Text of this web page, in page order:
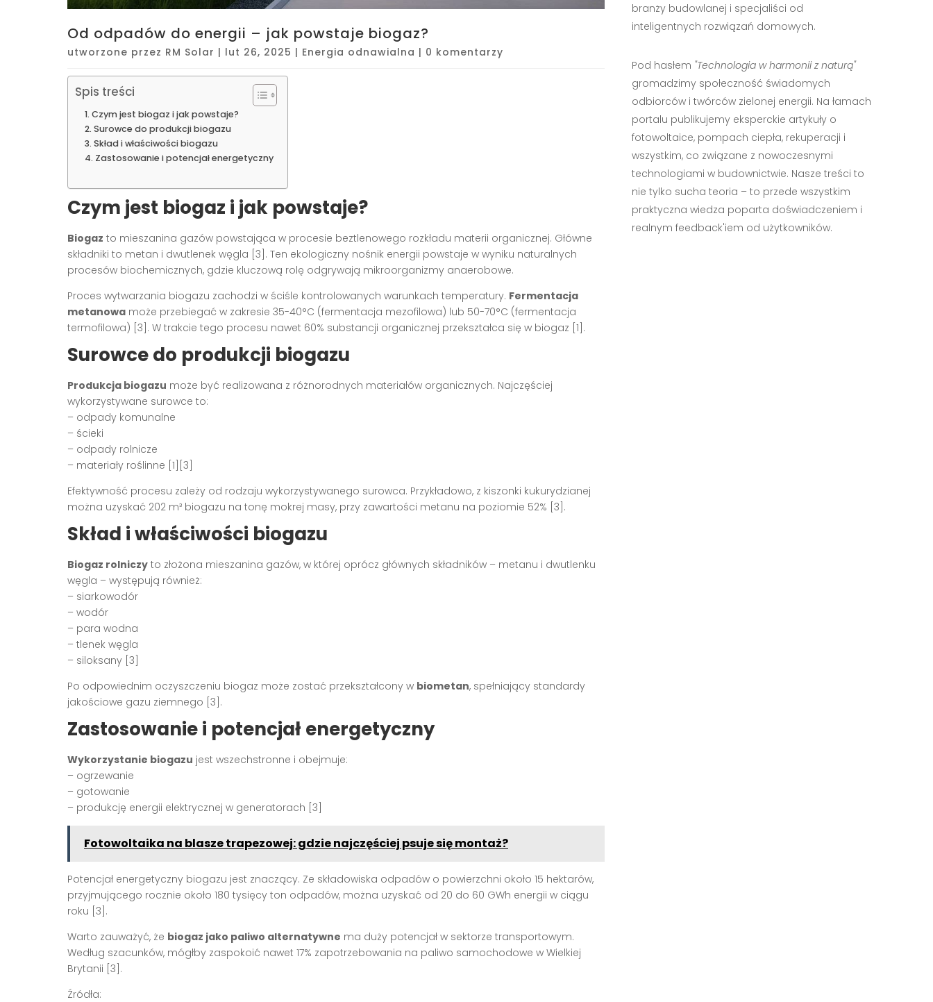
Od odpadów do energii – jak powstaje biogaz?
utworzone przez RM Solar | lut 26, 2025 | Energia odnawialna | 0 komentarzy
Spis treści
Czym jest biogaz i jak powstaje?
Surowce do produkcji biogazu
Skład i właściwości biogazu
Zastosowanie i potencjał energetyczny
Czym jest biogaz i jak powstaje?
Biogaz to mieszanina gazów powstająca w procesie beztlenowego rozkładu materii organicznej. Główne
składniki to metan i dwutlenek węgla [3]. Ten ekologiczny nośnik energii powstaje w wyniku naturalnych
procesów biochemicznych, gdzie kluczową rolę odgrywają mikroorganizmy anaerobowe.
Proces wytwarzania biogazu zachodzi w ściśle kontrolowanych warunkach temperatury. Fermentacja
metanowa może przebiegać w zakresie 35-40°C (fermentacja mezofilowa) lub 50-70°C (fermentacja
termofilowa) [3]. W trakcie tego procesu nawet 60% substancji organicznej przekształca się w biogaz [1].
Surowce do produkcji biogazu
Produkcja biogazu może być realizowana z różnorodnych materiałów organicznych. Najczęściej
wykorzystywane surowce to:
– odpady komunalne
– ścieki
– odpady rolnicze
– materiały roślinne [1][3]
Efektywność procesu zależy od rodzaju wykorzystywanego surowca. Przykładowo, z kiszonki kukurydzianej
można uzyskać 202 m³ biogazu na tonę mokrej masy, przy zawartości metanu na poziomie 52% [3].
Skład i właściwości biogazu
Biogaz rolniczy to złożona mieszanina gazów, w której oprócz głównych składników – metanu i dwutlenku
węgla – występują również:
– siarkowodór
– wodór
– para wodna
– tlenek węgla
– siloksany [3]
Po odpowiednim oczyszczeniu biogaz może zostać przekształcony w biometan, spełniający standardy
jakościowe gazu ziemnego [3].
Zastosowanie i potencjał energetyczny
Wykorzystanie biogazu jest wszechstronne i obejmuje:
– ogrzewanie
– gotowanie
– produkcję energii elektrycznej w generatorach [3]
Fotowoltaika na blasze trapezowej: gdzie najczęściej psuje się montaż?
Potencjał energetyczny biogazu jest znaczący. Ze składowiska odpadów o powierzchni około 15 hektarów,
przyjmującego rocznie około 180 tysięcy ton odpadów, można uzyskać od 20 do 60 GWh energii w ciągu
roku [3].
Warto zauważyć, że biogaz jako paliwo alternatywne ma duży potencjał w sektorze transportowym.
Według szacunków, mógłby zaspokoić nawet 17% zapotrzebowania na paliwo samochodowe w Wielkiej
Brytanii [3].
Źródła:
branży budowlanej i specjaliści od
inteligentnych rozwiązań domowych.
Pod hasłem "Technologia w harmonii z naturą"
gromadzimy społeczność świadomych
odbiorców i twórców zielonej energii. Na łamach
portalu publikujemy eksperckie artykuły o
fotowoltaice, pompach ciepła, rekuperacji i
wszystkim, co związane z nowoczesnymi
technologiami w budownictwie. Nasze treści to
nie tylko sucha teoria – to przede wszystkim
praktyczna wiedza poparta doświadczeniem i
realnym feedback'iem od użytkowników.